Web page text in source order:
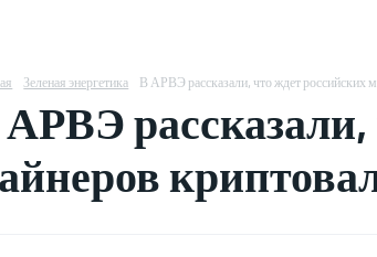
Зеленая энергетика В АРВЭ рассказали, что ждет российских
рассказали,